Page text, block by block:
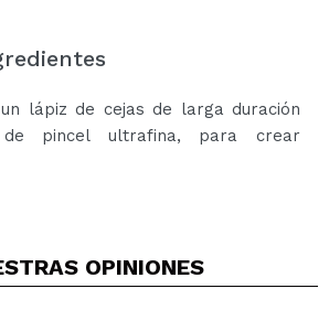
lápiz de cejas de larga duración
pincel ultrafina, para crear
precisos y conseguir unas cejas
a las necesidades de cada uno.
OPINIONES